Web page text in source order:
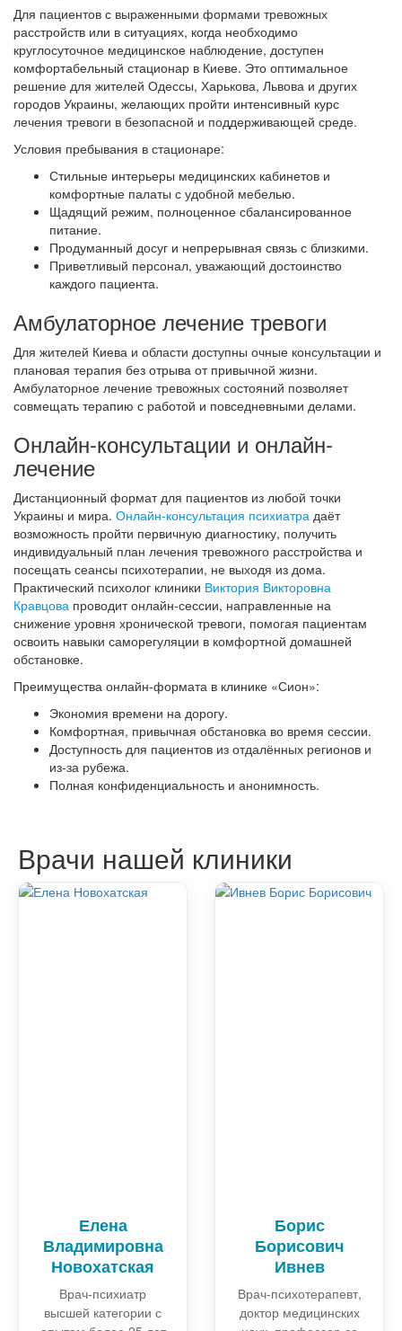
Для пациентов с выраженными формами тревожных
расстройств или в ситуациях, когда необходимо
круглосуточное медицинское наблюдение, доступен
комфортабельный стационар в Киеве. Это оптимальное
решение для жителей Одессы, Харькова, Львова и других
городов Украины, желающих пройти интенсивный курс
лечения тревоги в безопасной и поддерживающей среде.
Условия пребывания в стационаре:
Стильные интерьеры медицинских кабинетов и
комфортные палаты с удобной мебелью.
Щадящий режим, полноценное сбалансированное
питание.
Продуманный досуг и непрерывная связь с близкими.
Приветливый персонал, уважающий достоинство
каждого пациента.
Амбулаторное лечение тревоги
Для жителей Киева и области доступны очные консультации и
плановая терапия без отрыва от привычной жизни.
Амбулаторное лечение тревожных состояний позволяет
совмещать терапию с работой и повседневными делами.
Онлайн-консультации и онлайн-
лечение
Дистанционный формат для пациентов из любой точки
Украины и мира. Онлайн-консультация психиатра даёт
возможность пройти первичную диагностику, получить
индивидуальный план лечения тревожного расстройства и
посещать сеансы психотерапии, не выходя из дома.
Практический психолог клиники Виктория Викторовна
Кравцова проводит онлайн-сессии, направленные на
снижение уровня хронической тревоги, помогая пациентам
освоить навыки саморегуляции в комфортной домашней
обстановке.
Преимущества онлайн-формата в клинике «Сион»:
Экономия времени на дорогу.
Комфортная, привычная обстановка во время сессии.
Доступность для пациентов из отдалённых регионов и
из-за рубежа.
Полная конфиденциальность и анонимность.
Врачи нашей клиники
Елена
Владимировна
Новохатская
Врач-психиатр
высшей категории с
Борис
Борисович
Ивнев
Врач-психотерапевт,
доктор медицинских